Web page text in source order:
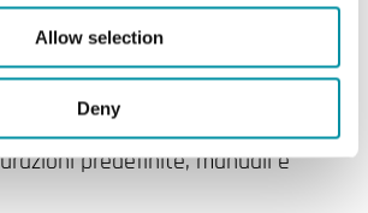
Allow selection
Deny
controllori di riscaldamento a
Nella pagina del prodotto puoi
predefinite, manuali e